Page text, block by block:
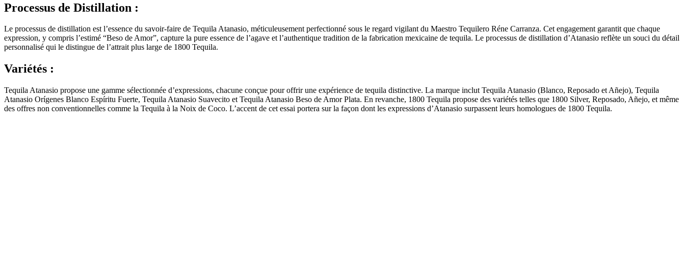
Processus de Distillation :
Le processus de distillation est l’essence du savoir-faire de Tequila Atanasio, méticuleusement perfectionné sous le regard vigilant du Maestro Tequilero Réne Carranza. Cet engagement garantit que chaque
expression, y compris l’estimé “Beso de Amor”, capture la pure essence de l’agave et l’authentique tradition de la fabrication mexicaine de tequila. Le processus de distillation d’Atanasio reflète un souci du détail
personnalisé qui le distingue de l’attrait plus large de 1800 Tequila.
Variétés :
Tequila Atanasio propose une gamme sélectionnée d’expressions, chacune conçue pour offrir une expérience de tequila distinctive. La marque inclut Tequila Atanasio (Blanco, Reposado et Añejo), Tequila
Atanasio Orígenes Blanco Espíritu Fuerte, Tequila Atanasio Suavecito et Tequila Atanasio Beso de Amor Plata. En revanche, 1800 Tequila propose des variétés telles que 1800 Silver, Reposado, Añejo, et même
des offres non conventionnelles comme la Tequila à la Noix de Coco. L’accent de cet essai portera sur la façon dont les expressions d’Atanasio surpassent leurs homologues de 1800 Tequila.